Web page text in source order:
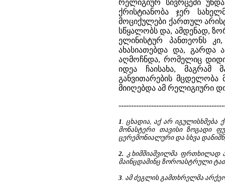
რელიგიურ სივრცეში
ქრისტიანობა ჯერ
მოციქულები ქართულ
სწყალობს და, ამდენად,
ელინისტურ პანთეონს
ახასიათებდა და, გარდა
აღმოჩნდა, რომელიც
იდეა ჩაისახა, მაგრამ
განვითარების მცდელობა
მიიღებდა ამ რელიგიური
1
. ცხადია, აქ არ
მონასტერი თავისი ზოგადი
ცერემონიალური და სხვა
2. კ.ხიმშიაშვილმა ფრთხილად
მაინცდამინც ზოროასტრული
3 . ამ ძეგლის გამთხრელმა